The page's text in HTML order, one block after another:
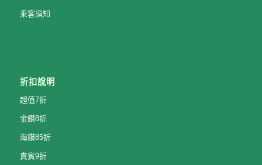
乘客須知
折扣說明
超值7折
金鑽8折
海鑽85折
貴賓9折